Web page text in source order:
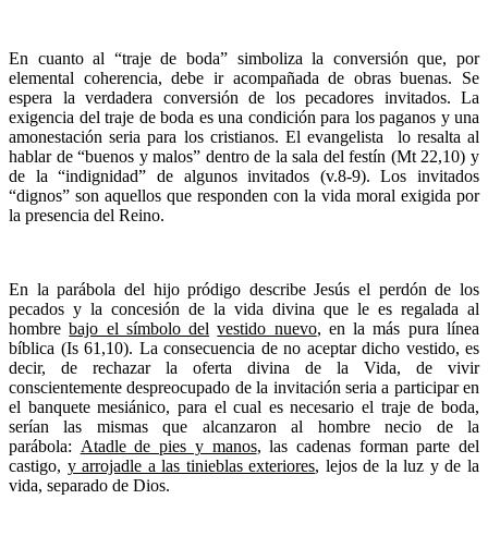
En cuanto al “traje de boda” simboliza la conversión que, por
elemental coherencia, debe ir acompañada de obras buenas. Se
espera la verdadera conversión de los pecadores invitados. La
exigencia del traje de boda es una condición para los paganos y una
amonestación seria para los cristianos. El evangelista lo resalta al
hablar de “buenos y malos” dentro de la sala del festín (Mt 22,10) y
de la “indignidad” de algunos invitados (v.8-9). Los invitados
“dignos” son aquellos que responden con la vida moral exigida por
la presencia del Reino.
En la parábola del hijo pródigo describe Jesús el perdón de los
pecados y la concesión de la vida divina que le es regalada al
hombrebajo el símbolo del vestido nuevo, en la más pura línea
bíblica (Is 61,10). La consecuencia de no aceptar dicho vestido, es
decir, de rechazar la oferta divina de la Vida, de vivir
conscientemente despreocupado de la invitación seria a participar en
el banquete mesiánico, para el cual es necesario el traje de boda,
serían las mismas que alcanzaron al hombre necio de la
parábola: Atadle de pies y manos, las cadenas forman parte del
castigo, y arrojadle a las tinieblas exteriores, lejos de la luz y de la
vida, separado de Dios.